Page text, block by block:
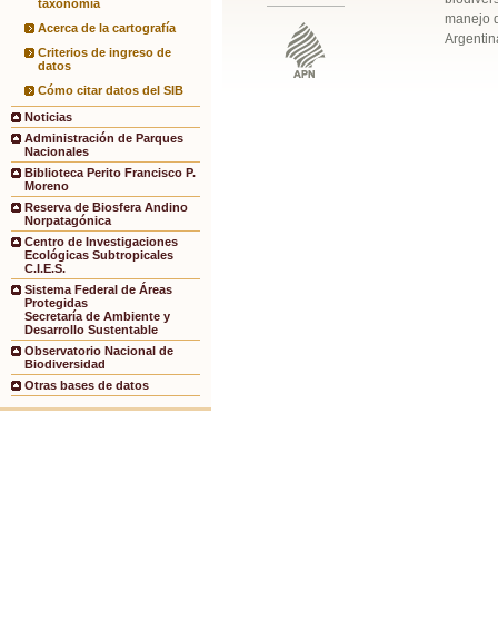
taxonomía
Acerca de la cartografía
Criterios de ingreso de
datos
Cómo citar datos del SIB
Noticias
Administración de Parques
Nacionales
Biblioteca Perito Francisco P.
Moreno
Reserva de Biosfera Andino
Norpatagónica
Centro de Investigaciones
Ecológicas Subtropicales
C.I.E.S.
Sistema Federal de Áreas
Protegidas
Secretaría de Ambiente y
Desarrollo Sustentable
Observatorio Nacional de
Biodiversidad
Otras bases de datos
manejo